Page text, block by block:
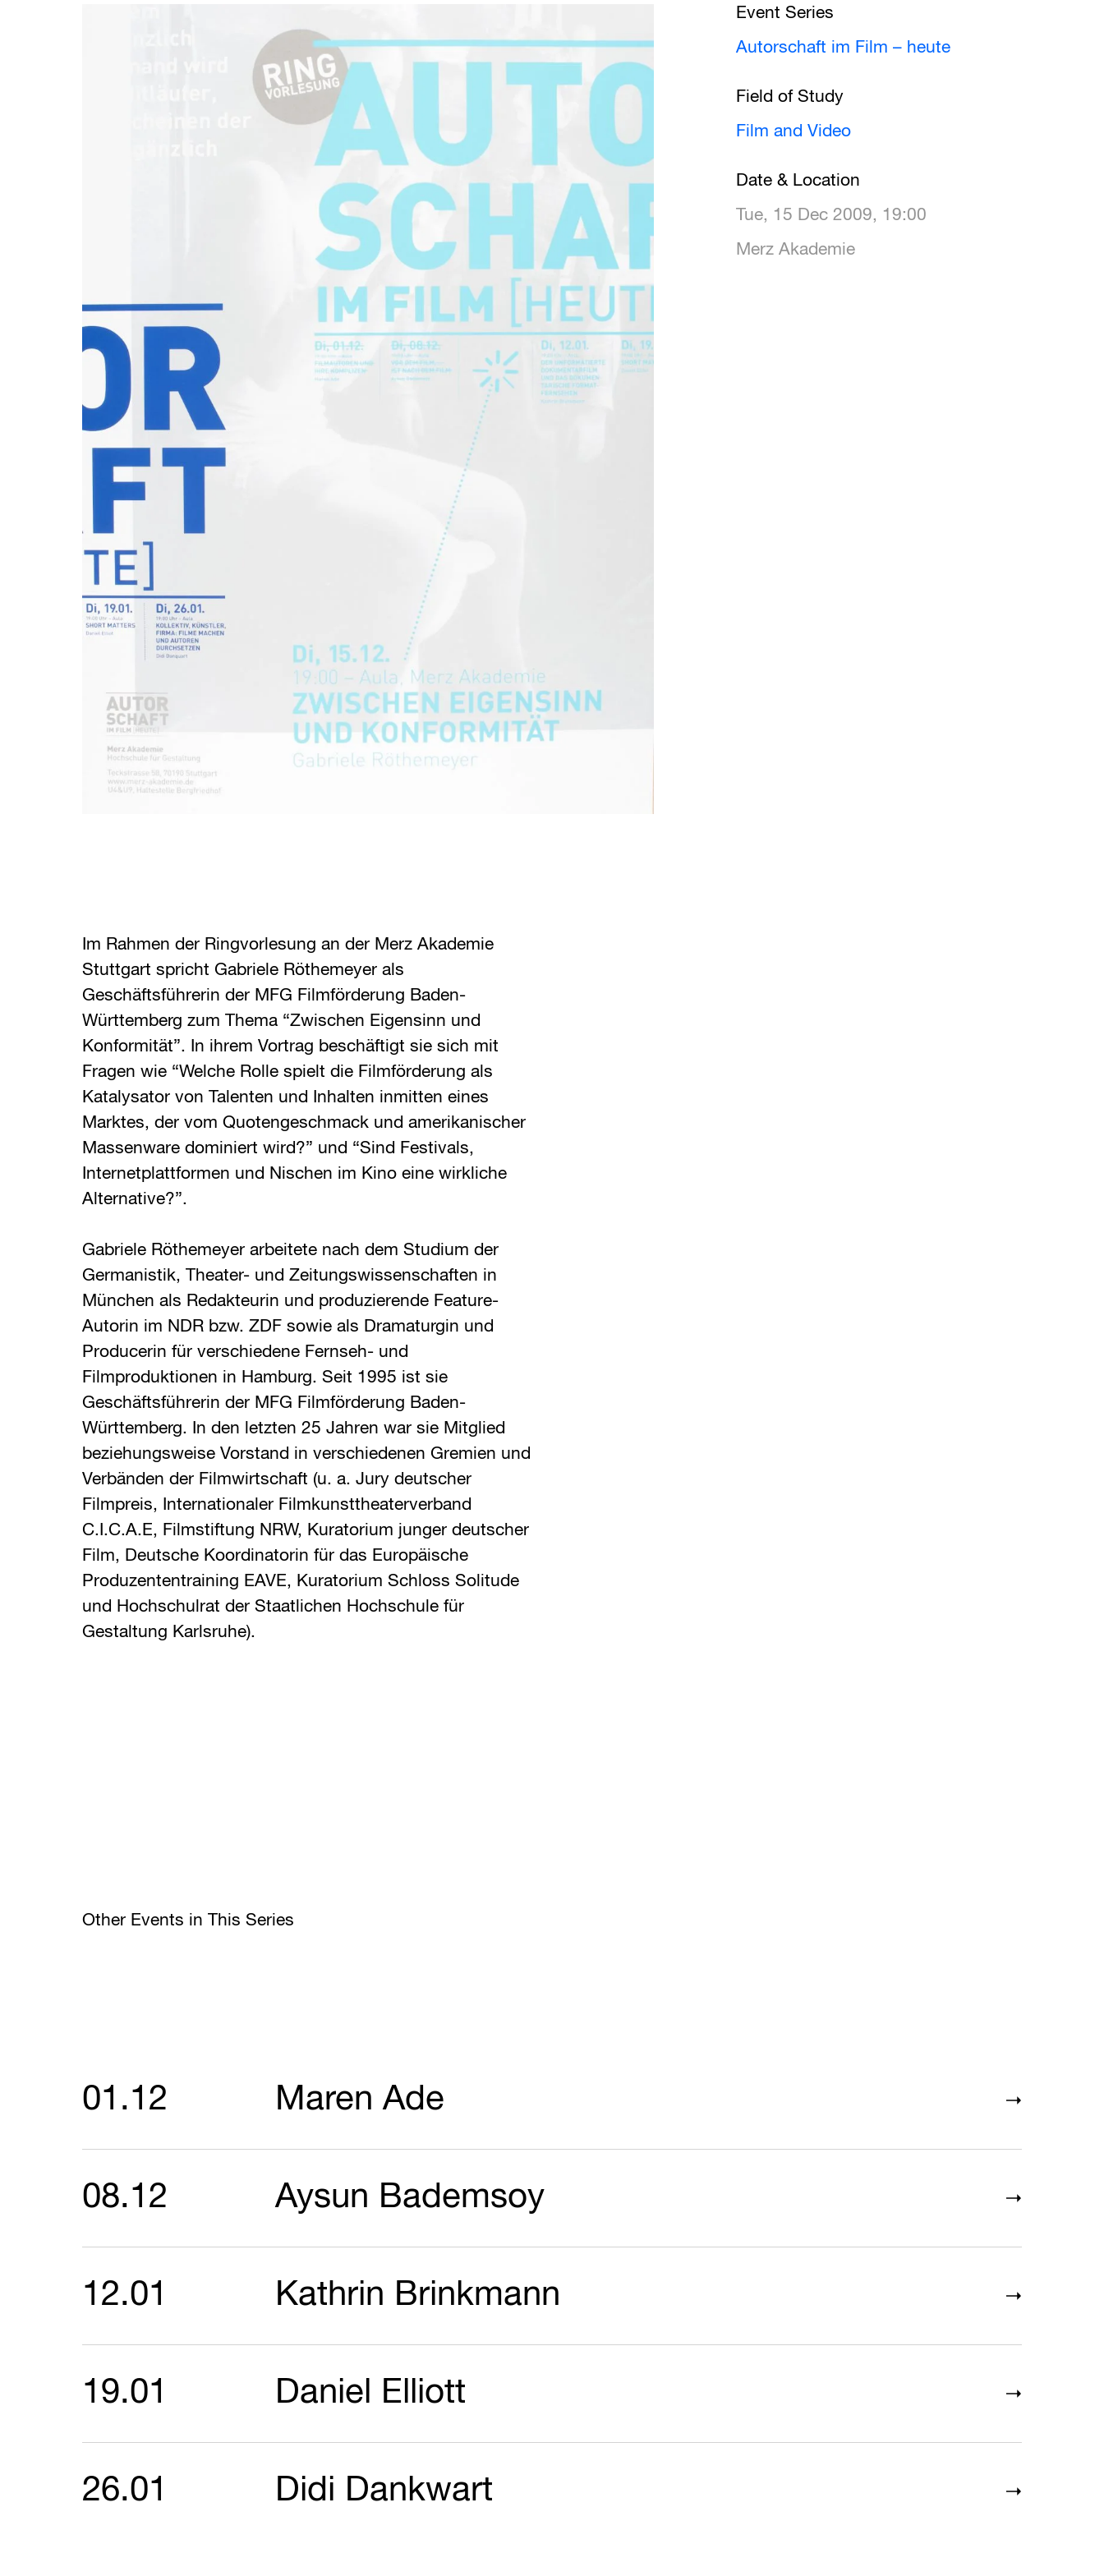
Event Series
Autorschaft im Film – heute
Field of Study
Film and Video
Date & Location
Tue, 15 Dec 2009, 19:00
Merz Akademie
Im Rahmen der Ringvorlesung an der Merz Akademie
Stuttgart spricht Gabriele Röthemeyer als
Geschäftsführerin der MFG Filmförderung Baden-
Württemberg zum Thema “Zwischen Eigensinn und
Konformität”. In ihrem Vortrag beschäftigt sie sich mit
Fragen wie “Welche Rolle spielt die Filmförderung als
Katalysator von Talenten und Inhalten inmitten eines
Marktes, der vom Quotengeschmack und amerikanischer
Massenware dominiert wird?” und “Sind Festivals,
Internetplattformen und Nischen im Kino eine wirkliche
Alternative?”.
Gabriele Röthemeyer arbeitete nach dem Studium der
Germanistik, Theater- und Zeitungswissenschaften in
München als Redakteurin und produzierende Feature-
Autorin im NDR bzw. ZDF sowie als Dramaturgin und
Producerin für verschiedene Fernseh- und
Filmproduktionen in Hamburg. Seit 1995 ist sie
Geschäftsführerin der MFG Filmförderung Baden-
Württemberg. In den letzten 25 Jahren war sie Mitglied
beziehungsweise Vorstand in verschiedenen Gremien und
Verbänden der Filmwirtschaft (u. a. Jury deutscher
Filmpreis, Internationaler Filmkunsttheaterverband
C.I.C.A.E, Filmstiftung NRW, Kuratorium junger deutscher
Film, Deutsche Koordinatorin für das Europäische
Produzententraining EAVE, Kuratorium Schloss Solitude
und Hochschulrat der Staatlichen Hochschule für
Gestaltung Karlsruhe).
Other Events in This Series
01.12 Maren Ade
08.12 Aysun Bademsoy
12.01 Kathrin Brinkmann
19.01 Daniel Elliott
26.01 Didi Dankwart